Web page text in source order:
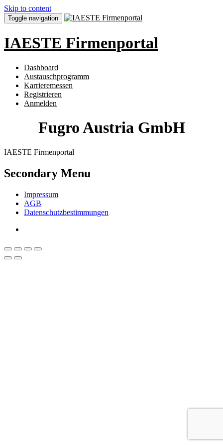
Skip to content
Toggle navigation
IAESTE Firmenportal
Dashboard
Austauschprogramm
Karrieremessen
Registrieren
Anmelden
Fugro Austria GmbH
IAESTE Firmenportal
Secondary Menu
Impressum
AGB
Datenschutzbestimmungen